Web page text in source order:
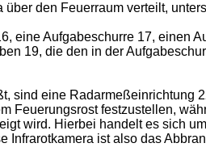
den Feuerraum verteilt,
eine Aufgabeschurre 17, einen
19, die den in der
sind eine
Feuerungsrost festzustellen,
wird. Hierbei handelt es sich
ist also das